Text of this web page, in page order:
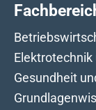
Gesundheit